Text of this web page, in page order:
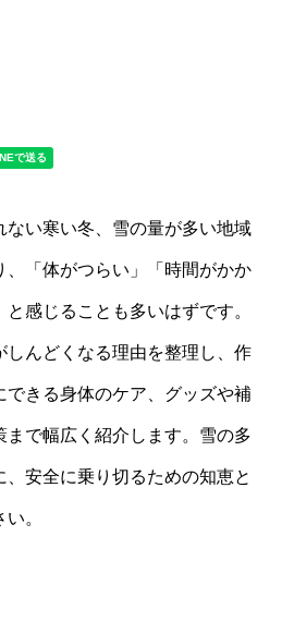
ない寒い冬、雪の量が多い地域
、「体がつらい」「時間がかか
感じることも多いはずです。
しんどくなる理由を整理し、作
できる身体のケア、グッズや補
まで幅広く紹介します。雪の多
安全に乗り切るための知恵と
。